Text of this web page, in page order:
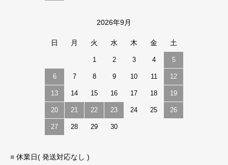
2026年9月
日 月 火 水 木 金 土
1 2 3 4 5
6 7 8 9 10 11 12
13 14 15 16 17 18 19
20 21 22 23 24 25 26
27 28 29 30
■ 休業日( 発送対応なし )